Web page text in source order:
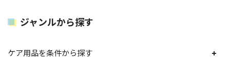
ジャンルから探す
ケア用品を条件から探す